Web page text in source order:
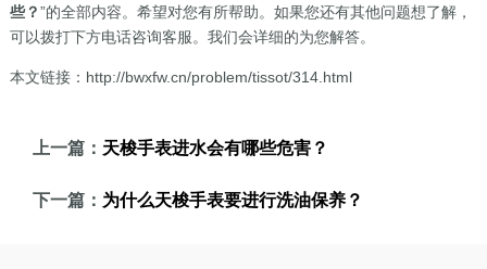
些？”的全部内容。希望对您有所帮助。如果您还有其他问题想了解，
可以拨打下方电话咨询客服。我们会详细的为您解答。
本文链接：http://bwxfw.cn/problem/tissot/314.html
上一篇： 天梭手表进水会有哪些危害？
下一篇： 为什么天梭手表要进行洗油保养？